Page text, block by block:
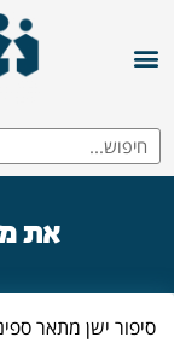
את
סיפור ישן מתאר